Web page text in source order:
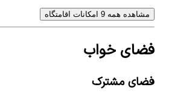
مشاهده همه 9 امکانات اقامتگاه
فضای خواب
فضای مشترک